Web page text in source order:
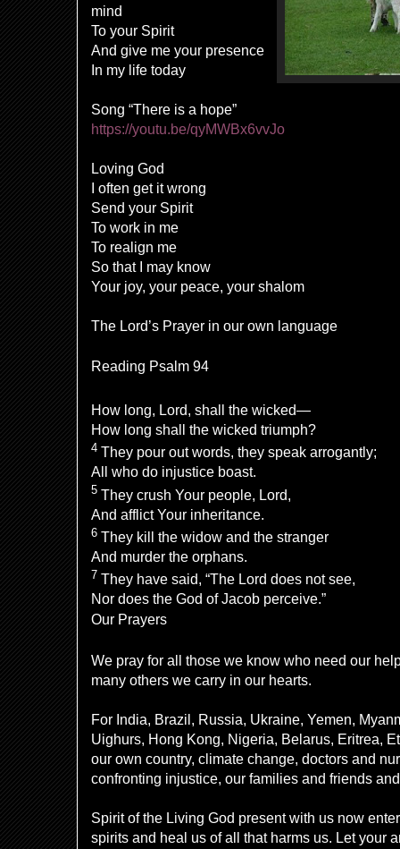
mind
To your Spirit
And give me your presence
In my life today
Song “There is a hope”
https://youtu.be/qyMWBx6vvJo
Loving God
I often get it wrong
Send your Spirit
To work in me
To realign me
So that I may know
Your joy, your peace, your shalom
The Lord’s Prayer in our own language
Reading Psalm 94
How long, Lord, shall the wicked—
How long shall the wicked triumph?
4 They pour out words, they speak arrogantly;
All who do injustice boast.
5 They crush Your people, Lord,
And afflict Your inheritance.
6 They kill the widow and the stranger
And murder the orphans.
7 They have said, “The Lord does not see,
Nor does the God of Jacob perceive.”
Our Prayers
We pray for all those we know who need our
many others we carry in our hearts.
For India, Brazil, Russia, Ukraine, Yemen,
Uighurs, Hong Kong, Nigeria, Belarus, Eritrea,
our own country, climate change, doctors and
confronting injustice, our families and friends
Spirit of the Living God present with us now
spirits and heal us of all that harms us. Let your